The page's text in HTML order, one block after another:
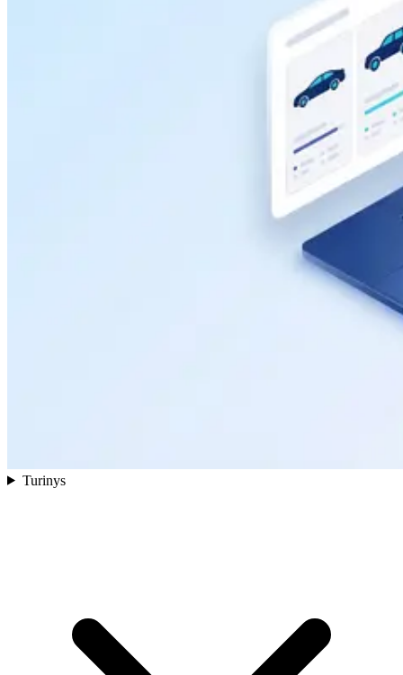
Turinys